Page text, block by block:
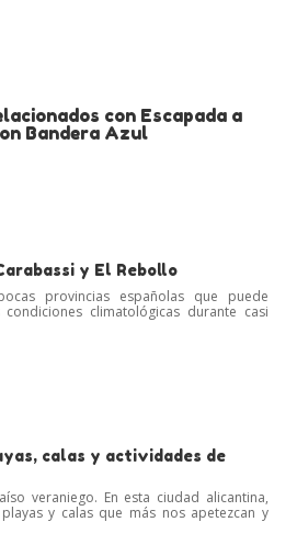
con Escapada a
Bandera Azul
y El Rebollo
provincias españolas que puede
climatológicas durante casi
calas y actividades de
veraniego. En esta ciudad alicantina,
y calas que más nos apetezcan y